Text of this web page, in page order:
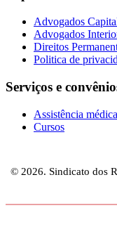
Advogados
Advogados
Direitos
Politica de
Serviços e
Assistência médica
Cursos
© 2026. Sindicato dos